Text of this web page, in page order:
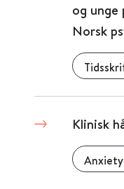
og
Norsk
Klinisk